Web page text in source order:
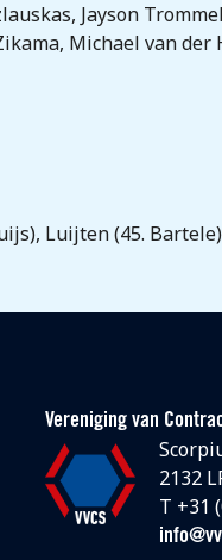
Jayson
Michael van der
Luijten (45.
Vereniging van
2132
T +31